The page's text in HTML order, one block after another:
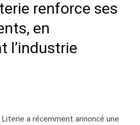
renforce ses
en
l’industrie
a récemment annoncé une